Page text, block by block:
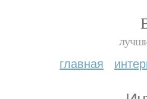
главная